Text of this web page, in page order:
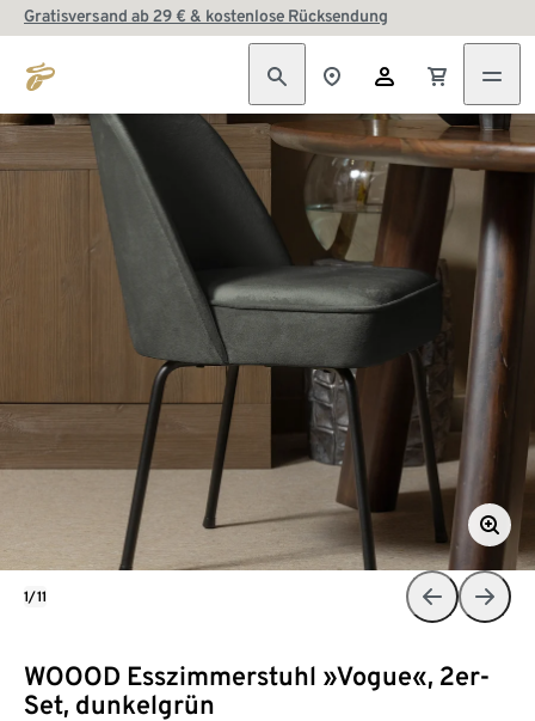
Gratisversand ab 29 € & kostenlose Rücksendung
WOOOD Esszimmerstuhl »Vogue«, 2er-
Set, dunkelgrün
1/11